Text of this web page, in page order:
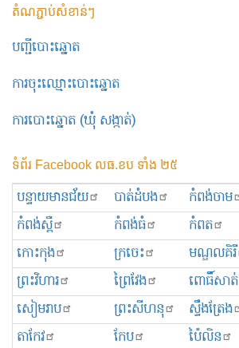
តំណភ្ជាប់សំខាន់ៗ
បញ្ជីបោះឆ្នោត
ការចុះឈ្មោះបោះឆ្នោត
ការបោះឆ្នោត (ឃុំ សង្កាត់)
ទំព័រ Facebook លធ.ខប ទាំង ២៥
បន្ទាយមានជ័យ បាត់ដំបង កំពង់ចាម
កំពង់ស្ពឺ
កំពង់ធំ កំពត
កោះកុង
ក្រចេះ មណ្ឌលគិរី
ព្រះ​វិហារ
ព្រៃវែង ពោធិ៍សាត់
សៀមរាប
ព្រះសីហនុ ស្ទឹងត្រែង
តាកែវ
កែប ប៉ៃលិន